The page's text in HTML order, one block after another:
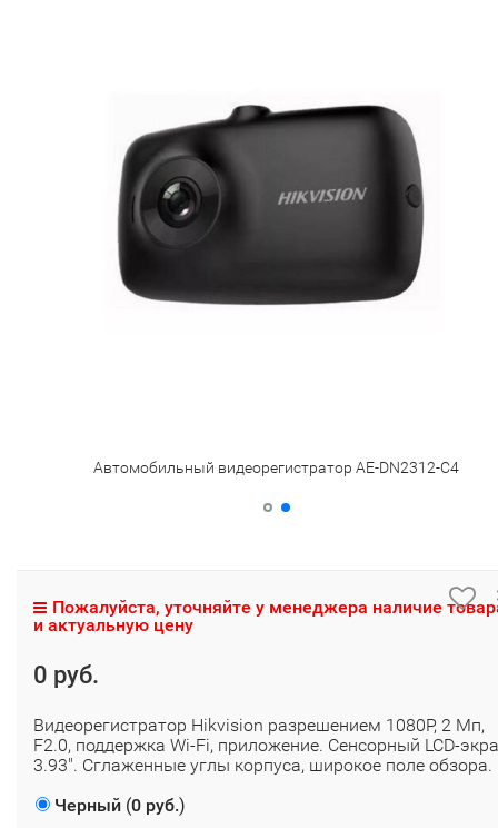
Автомобильный видеорегистратор AE-DN2312-C4
Пожалуйста, уточняйте у менеджера наличие
и актуальную цену
0 руб.
Видеорегистратор Hikvision разрешением 1080P, 2 Мп,
F2.0, поддержка Wi-Fi, приложение. Сенсорный LCD-
3.93″. Сглаженные углы корпуса, широкое поле обзора.
Черный (0 руб.)